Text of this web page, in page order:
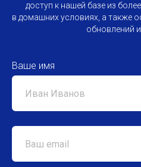
доступ к нашей базе из
в домашних условиях, а также
обновлений
Ваше имя